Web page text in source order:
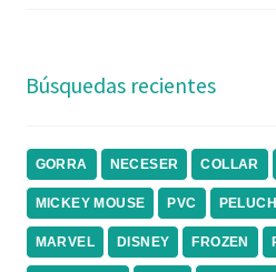
Búsquedas recientes
GORRA NECESER COLLAR
MICKEY MOUSE PVC
MARVEL DISNEY FROZEN